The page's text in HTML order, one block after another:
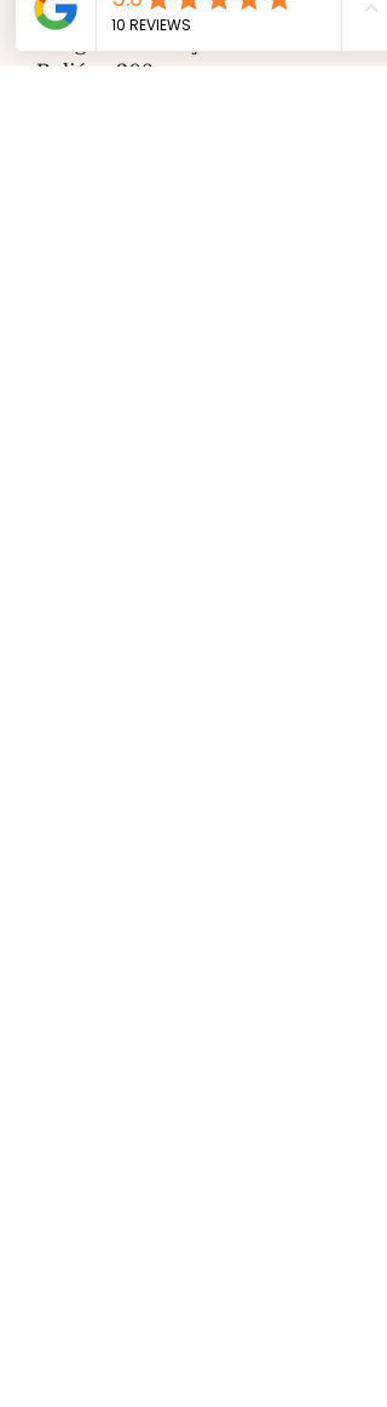
Rigide :
208 pages